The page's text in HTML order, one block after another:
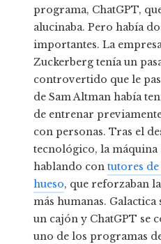
programa, ChatGPT,
alucinaba. Pero había
importantes. La
Zuckerberg tenía un
controvertido que le
de Sam Altman había
de entrenar
con personas. Tras el
tecnológico, la
hablando con tutores
hueso, que reforzaban
más humanas. Galactica
un cajón y ChatGPT se
uno de los programas